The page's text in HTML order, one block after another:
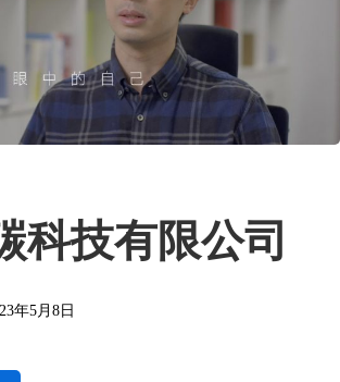
科技有限公司
年5月8日